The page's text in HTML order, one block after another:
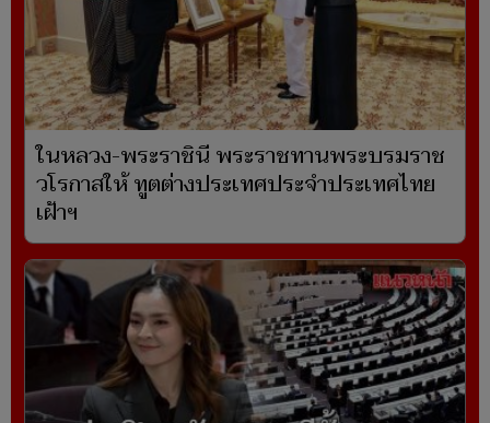
ในหลวง-พระราชินี พระราชทานพระบรมราช
วโรกาสให้ ทูตต่างประเทศประจำประเทศไทย
เฝ้าฯ